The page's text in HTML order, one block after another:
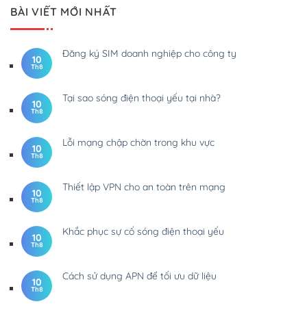
BÀI VIẾT MỚI NHẤT
10
Th8
Đăng ký SIM doanh nghiệp cho công ty
10
Th8
Tại sao sóng điện thoại yếu tại nhà?
10
Th8
Lỗi mạng chập chờn trong khu vực
10
Th8
Thiết lập VPN cho an toàn trên mạng
10
Th8
Khắc phục sự cố sóng điện thoại yếu
10
Th8
Cách sử dụng APN để tối ưu dữ liệu